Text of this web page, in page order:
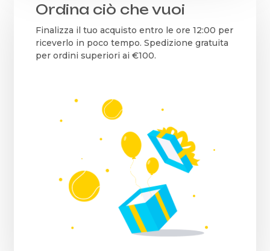
Ordina ciò che vuoi
Finalizza il tuo acquisto entro le ore 12:00 per
riceverlo in poco tempo. Spedizione gratuita
per ordini superiori ai €100.